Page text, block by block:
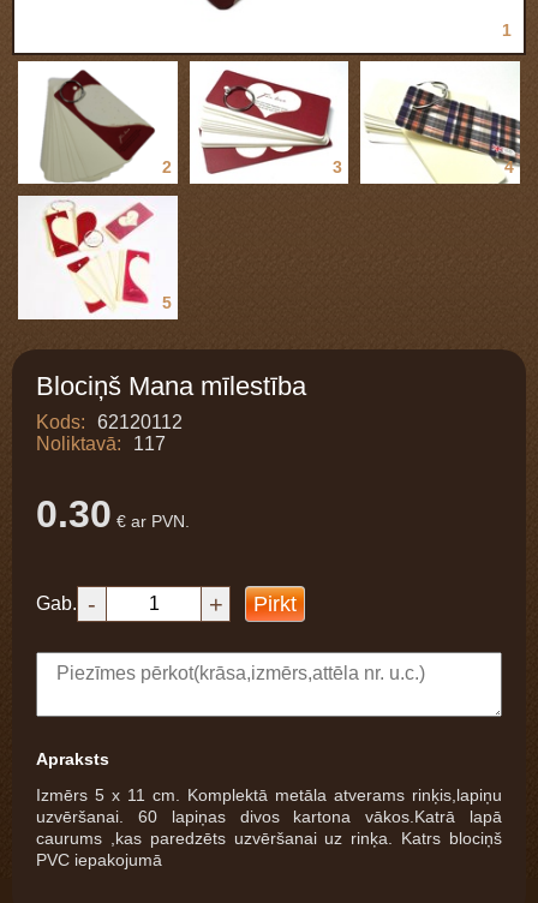
1
2 3 4
5
Blociņš Mana mīlestība
Kods:
62120112
Noliktavā:
117
0.30 € ar PVN.
Gab. - + Pirkt
Apraksts
Izmērs 5 x 11 cm. Komplektā metāla atverams rinķis,lapiņu
uzvēršanai. 60 lapiņas divos kartona vākos.Katrā lapā
caurums ,kas paredzēts uzvēršanai uz rinķa. Katrs blociņš
PVC iepakojumā